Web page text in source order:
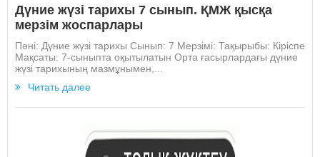
Дүние жүзі тарихы 7 сынып. ҚМЖ қысқа
мерзім жоспарлары
Пәні: Дүние жүзі тарихы Сынып: 7 Мерзімі: Тақырыбы: Кіріспе
Мақсаты: 7-сыныпта оқытылатын Орта ғасырлардағы дүние
жүзі тарихының мазмұнымен,...
Читать далее